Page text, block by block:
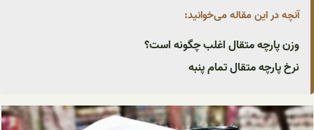
آنچه در این مقاله می‌خوانید:
وزن پارچه متقال اغلب چگونه است؟
نرخ پارچه متقال تمام پنبه